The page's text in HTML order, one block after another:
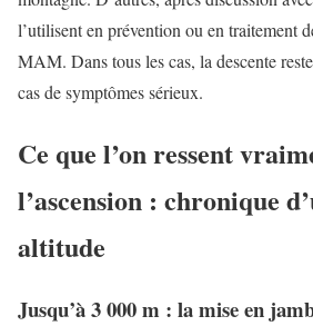
l’utilisent en prévention ou en traitement
MAM. Dans tous les cas, la descente
cas de symptômes sérieux.
Ce que l’on ressent
l’ascension : chronique
altitude
Jusqu’à 3 000 m : la mise en